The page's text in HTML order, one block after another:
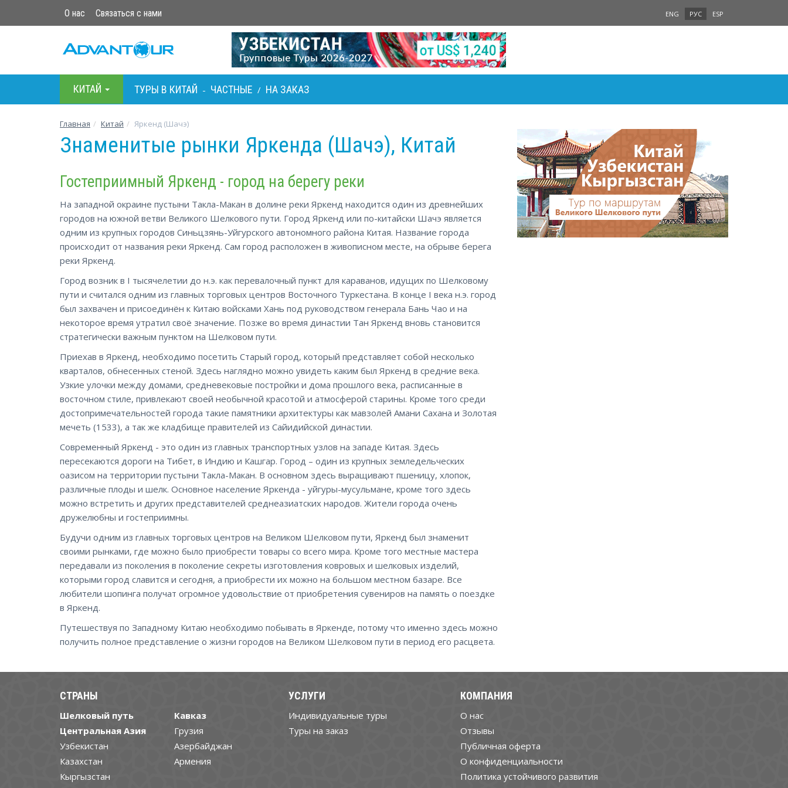
О нас Связаться с нами ENG РУС ESP
КИТАЙ ТУРЫ В КИТАЙ - ЧАСТНЫЕ / НА ЗАКАЗ
Главная Китай Яркенд (Шачэ)
Знаменитые рынки Яркенда (Шачэ), Китай
Гостеприимный Яркенд - город на берегу реки
На западной окраине пустыни Такла-Макан в долине реки Яркенд находится один из древнейших
городов на южной ветви Великого Шелкового пути. Город Яркенд или по-китайски Шачэ является
одним из крупных городов Синьцзянь-Уйгурского автономного района Китая. Название города
происходит от названия реки Яркенд. Сам город расположен в живописном месте, на обрыве берега
реки Яркенд.
Город возник в I тысячелетии до н.э. как перевалочный пункт для караванов, идущих по Шелковому
пути и считался одним из главных торговых центров Восточного Туркестана. В конце I века н.э. город
был захвачен и присоединён к Китаю войсками Хань под руководством генерала Бань Чао и на
некоторое время утратил своё значение. Позже во время династии Тан Яркенд вновь становится
стратегически важным пунктом на Шелковом пути.
Приехав в Яркенд, необходимо посетить Старый город, который представляет собой несколько
кварталов, обнесенных стеной. Здесь наглядно можно увидеть каким был Яркенд в средние века.
Узкие улочки между домами, средневековые постройки и дома прошлого века, расписанные в
восточном стиле, привлекают своей необычной красотой и атмосферой старины. Кроме того среди
достопримечательностей города такие памятники архитектуры как мавзолей Амани Сахана и Золотая
мечеть (1533), а так же кладбище правителей из Сайидийской династии.
Современный Яркенд - это один из главных транспортных узлов на западе Китая. Здесь
пересекаются дороги на Тибет, в Индию и Кашгар. Город – один из крупных земледельческих
оазисом на территории пустыни Такла-Макан. В основном здесь выращивают пшеницу, хлопок,
различные плоды и шелк. Основное население Яркенда - уйгуры-мусульмане, кроме того здесь
можно встретить и других представителей среднеазиатских народов. Жители города очень
дружелюбны и гостеприимны.
Будучи одним из главных торговых центров на Великом Шелковом пути, Яркенд был знаменит
своими рынками, где можно было приобрести товары со всего мира. Кроме того местные мастера
передавали из поколения в поколение секреты изготовления ковровых и шелковых изделий,
которыми город славится и сегодня, а приобрести их можно на большом местном базаре. Все
любители шопинга получат огромное удовольствие от приобретения сувениров на память о поездке
в Яркенд.
Путешествуя по Западному Китаю необходимо побывать в Яркенде, потому что именно здесь можно
получить полное представление о жизни городов на Великом Шелковом пути в период его расцвета.
СТРАНЫ
Шелковый путь
Центральная Азия
Узбекистан
Казахстан
Кыргызстан
Кавказ
Грузия
Азербайджан
Армения
УСЛУГИ
Индивидуальные туры
Туры на заказ
КОМПАНИЯ
О нас
Отзывы
Публичная оферта
О конфиденциальности
Политика устойчивого развития